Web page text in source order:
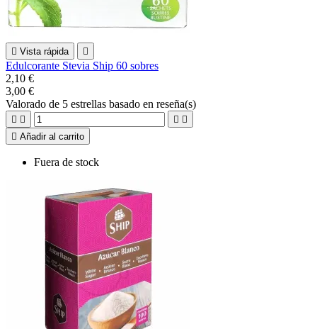
 Vista rápida 
Edulcorante Stevia Ship 60 sobres
2,10 €
3,00 €
Valorado de 5 estrellas basado en reseña(s)
   
 Añadir al carrito
Fuera de stock